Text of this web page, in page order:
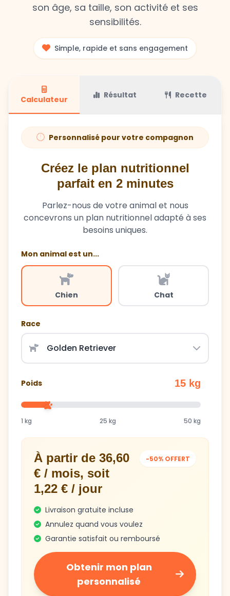
son âge, sa taille, son activité et ses
sensibilités.
Simple, rapide et sans engagement
Calculateur Résultat Recette
Personnalisé pour votre compagnon
Créez le plan nutritionnel
parfait en 2 minutes
Parlez-nous de votre animal et nous
concevrons un plan nutritionnel adapté à ses
besoins uniques.
Mon animal est un...
Chien Chat
Race
Poids 15 kg
1 kg 25 kg 50 kg
À partir de 36,60
€ / mois, soit
1,22 € / jour
-50% OFFERT
Livraison gratuite incluse
Annulez quand vous voulez
Garantie satisfait ou remboursé
Obtenir mon plan
personnalisé